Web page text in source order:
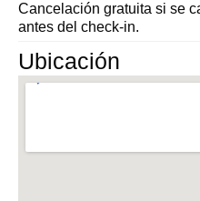
Cancelación gratuita si se
antes del check-in.
Ubicación